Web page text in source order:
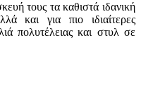
τους τα καθιστά ιδανική
και για πιο ιδιαίτερες
πολυτέλειας και στυλ σε